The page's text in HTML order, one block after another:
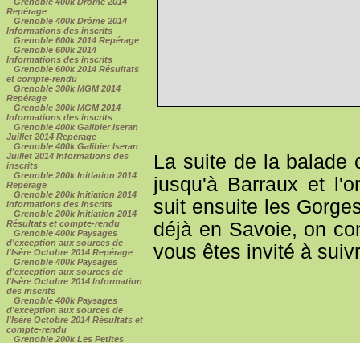
Repérage
Grenoble 400k Drôme 2014
Informations des inscrits
Grenoble 600k 2014 Repérage
Grenoble 600k 2014
Informations des inscrits
Grenoble 600k 2014 Résultats
et compte-rendu
Grenoble 300k MGM 2014
Repérage
Grenoble 300k MGM 2014
Informations des inscrits
Grenoble 400k Galibier Iseran
Juillet 2014 Repérage
Grenoble 400k Galibier Iseran
Juillet 2014 Informations des
inscrits
Grenoble 200k Initiation 2014
Repérage
Grenoble 200k Initiation 2014
Informations des inscrits
Grenoble 200k Initiation 2014
Résultats et compte-rendu
Grenoble 400k Paysages
d'exception aux sources de
l'Isère Octobre 2014 Repérage
Grenoble 400k Paysages
d'exception aux sources de
l'Isère Octobre 2014 Information
des inscrits
Grenoble 400k Paysages
d'exception aux sources de
l'Isère Octobre 2014 Résultats et
compte-rendu
Grenoble 200k Les Petites
La suite de la balade
jusqu'à Barraux et
suit ensuite les
déjà en Savoie, on
vous êtes invité à